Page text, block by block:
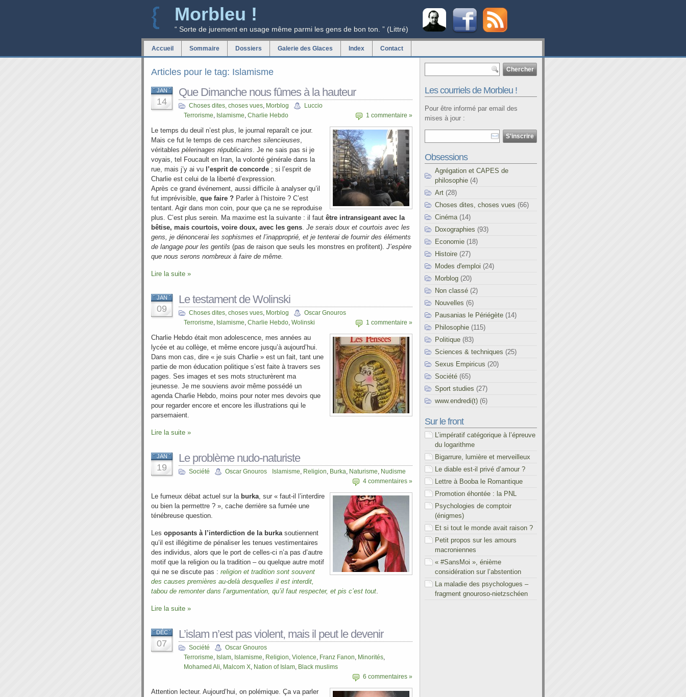
Morbleu !
“ Sorte de jurement en usage même parmi les gens de bon ton. ” (Littré)
Accueil Sommaire Dossiers Galerie des Glaces Index Contact
Articles pour le tag: Islamisme
JAN
14
Que Dimanche nous fûmes à la hauteur
Choses dites, choses vues, Morblog
Luccio
Terrorisme, Islamisme, Charlie Hebdo 1 commentaire »
Le temps du deuil n’est plus, le journal reparaît ce jour.
Mais ce fut le temps de ces marches silencieuses,
véritables pèlerinages républicains. Je ne sais pas si je
voyais, tel Foucault en Iran, la volonté générale dans la
rue, mais j’y ai vu l’esprit de concorde ; si l’esprit de
Charlie est celui de la liberté d’expression.
Après ce grand événement, aussi difficile à analyser qu’il
fut imprévisible, que faire ? Parler à l’histoire ? C’est
tentant. Agir dans mon coin, pour que ça ne se reproduise
plus. C’est plus serein. Ma maxime est la suivante : il faut être intransigeant avec la
bêtise, mais courtois, voire doux, avec les gens. Je serais doux et courtois avec les
gens, je dénoncerai les sophismes et l’inapproprié, et je tenterai de fournir des éléments
de langage pour les gentils (pas de raison que seuls les monstres en profitent). J’espère
que nous serons nombreux à faire de même.
Lire la suite »
JAN
09
Le testament de Wolinski
Choses dites, choses vues, Morblog
Oscar Gnouros
Terrorisme, Islamisme, Charlie Hebdo, Wolinski 1 commentaire »
Charlie Hebdo était mon adolescence, mes années au
lycée et au collège, et même encore jusqu’à aujourd’hui.
Dans mon cas, dire « je suis Charlie » est un fait, tant une
partie de mon éducation politique s’est faite à travers ses
pages. Ses images et ses mots structurèrent ma
jeunesse. Je me souviens avoir même possédé un
agenda Charlie Hebdo, moins pour noter mes devoirs que
pour regarder encore et encore les illustrations qui le
parsemaient.
Lire la suite »
JAN
19
Le problème nudo-naturiste
Société Oscar Gnouros Islamisme, Religion, Burka, Naturisme, Nudisme
4 commentaires »
Le fumeux débat actuel sur la burka, sur « faut-il l’interdire
ou bien la permettre ? », cache derrière sa fumée une
ténébreuse question.
Les opposants à l’interdiction de la burkasoutiennent
qu’il est illégitime de pénaliser les tenues vestimentaires
des individus, alors que le port de celles-ci n’a pas d’autre
motif que la religion ou la tradition – ou quelque autre motif
qui ne se discute pas : religion et tradition sont souvent
des causes premières au-delà desquelles il est interdit,
tabou de remonter dans l’argumentation, qu’il faut respecter, et pis c’est tout.
Lire la suite »
DÉC
07
L’islam n’est pas violent, mais il peut le devenir
Société
Oscar Gnouros
Terrorisme, Islam, Islamisme, Religion, Violence, Franz Fanon, Minorités,
Mohamed Ali, Malcom X, Nation of Islam, Black muslims
6 commentaires »
Attention lecteur. Aujourd’hui, on polémique. Ça va parler
Les courriels de Morbleu !
Pour être informé par email des
mises à jour :
Obsessions
Agrégation et CAPES de
philosophie (4)
Art (28)
Choses dites, choses vues (66)
Cinéma (14)
Doxographies (93)
Economie (18)
Histoire (27)
Modes d'emploi (24)
Morblog (20)
Non classé (2)
Nouvelles (6)
Pausanias le Périégète (14)
Philosophie (115)
Politique (83)
Sciences & techniques (25)
Sexus Empiricus (20)
Société (65)
Sport studies (27)
www.endredi(t) (6)
Sur le front
L’impératif catégorique à l’épreuve
du logarithme
Bigarrure, lumière et merveilleux
Le diable est-il privé d’amour ?
Lettre à Booba le Romantique
Promotion éhontée : la PNL
Psychologies de comptoir
(énigmes)
Et si tout le monde avait raison ?
Petit propos sur les amours
macroniennes
« #SansMoi », énième
considération sur l’abstention
La maladie des psychologues –
fragment gnouroso-nietzschéen